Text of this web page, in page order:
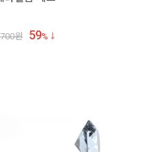
원 59%